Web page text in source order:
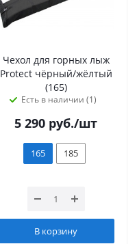
Чехол для горных лыж
Protect чёрный/жёлтый
(165)
Есть в наличии (1)
5 290 руб./шт
165 185
В корзину